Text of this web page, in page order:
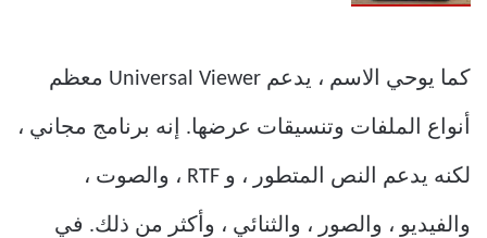
كما يوحي الاسم ، يدعم Universal Viewer معظم
أنواع الملفات وتنسيقات عرضها. إنه برنامج مجاني ،
لكنه يدعم النص المتطور ، و RTF ، والصوت ،
والفيديو ، والصور ، والثنائي ، وأكثر من ذلك. في